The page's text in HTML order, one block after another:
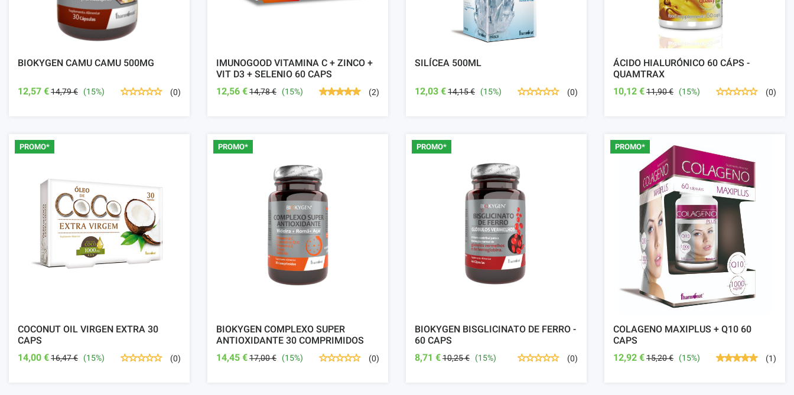
BIOKYGEN CAMU CAMU 500MG
12,57 €14,79 € (15%) (0)
IMUNOGOOD VITAMINA C + ZINCO +
VIT D3 + SELENIO 60 CAPS
12,56 €14,78 € (15%) (2)
SILÍCEA 500ML
12,03 €14,15 € (15%) (0)
ÁCIDO HIALURÓNICO 60 CÁPS -
QUAMTRAX
10,12 €11,90 € (15%) (0)
PROMO*
COCONUT OIL VIRGEN EXTRA 30
CAPS
14,00 €16,47 € (15%) (0)
PROMO*
BIOKYGEN COMPLEXO SUPER
ANTIOXIDANTE 30 COMPRIMIDOS
14,45 €17,00 € (15%) (0)
PROMO*
BIOKYGEN BISGLICINATO DE FERRO -
60 CAPS
8,71 €10,25 € (15%) (0)
PROMO*
COLAGENO MAXIPLUS + Q10 60
CAPS
12,92 €15,20 € (15%) (1)